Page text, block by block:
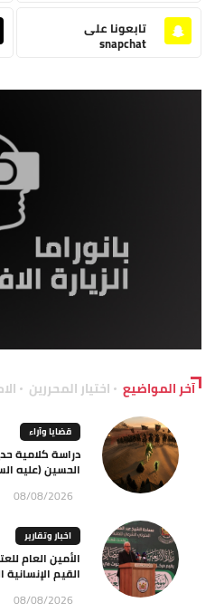
تابعونا على
snapchat
آخر المواضيع اختيار المحررين
قضايا وآراء
دراسة كلامية
الحسين (عليه
08/08/2026
اخبار وتقارير
الأمين العام
القيم
08/08/2026